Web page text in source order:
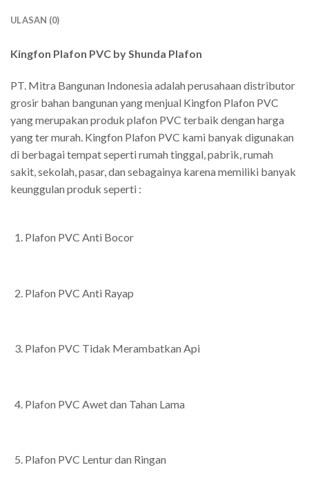
ULASAN (0)
Kingfon Plafon PVC by Shunda Plafon
PT. Mitra Bangunan Indonesia adalah perusahaan distributor
grosir bahan bangunan yang menjual Kingfon Plafon PVC
yang merupakan produk plafon PVC terbaik dengan harga
yang ter murah. Kingfon Plafon PVC kami banyak digunakan
di berbagai tempat seperti rumah tinggal, pabrik, rumah
sakit, sekolah, pasar, dan sebagainya karena memiliki banyak
keunggulan produk seperti :
Plafon PVC Anti Bocor
Plafon PVC Anti Rayap
Plafon PVC Tidak Merambatkan Api
Plafon PVC Awet dan Tahan Lama
Plafon PVC Lentur dan Ringan